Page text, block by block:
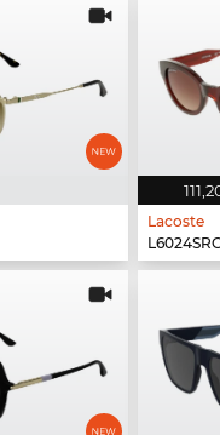
Lacoste